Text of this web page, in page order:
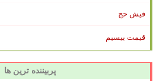
فیش حج
قیمت بیسیم
پربیننده ترین ها